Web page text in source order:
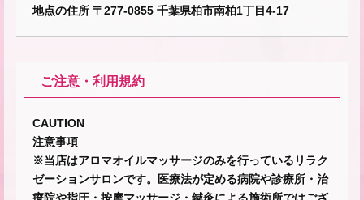
地点の住所 〒277-0855 千葉県柏市南柏1丁目4-17
ご注意・利用規約
CAUTION
注意事項
※当店はアロマオイルマッサージのみを行っているリラク
ゼーションサロンです。医療法が定める病院や診療所・治